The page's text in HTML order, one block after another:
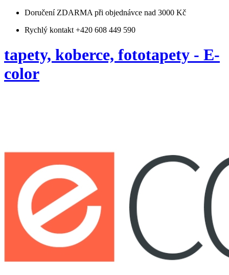
Doručení ZDARMA při objednávce nad 3000 Kč
Rychlý kontakt +420 608 449 590
tapety, koberce, fototapety - E-
color